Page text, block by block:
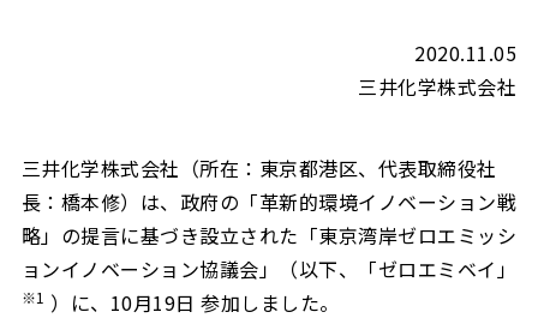
2020.11.05
三井化学株式会社
三井化学株式会社（所在：東京都港区、代表取締役社
長：橋本修）は、政府の「革新的環境イノベーション戦
略」の提言に基づき設立された「東京湾岸ゼロエミッシ
ョンイノベーション協議会」（以下、「ゼロエミベイ」
※1 ）に、10月19日 参加しました。